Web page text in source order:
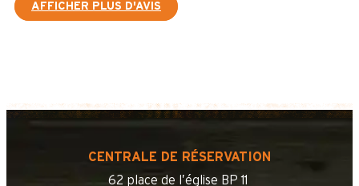
AFFICHER PLUS D'AVIS
CENTRALE DE RÉSERVATION
62 place de l’église BP 11